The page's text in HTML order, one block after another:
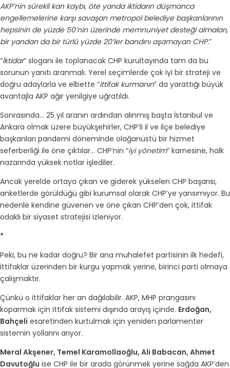
AKP’nin sürekli kan kaybı, öte yanda iktidarın düşmanca
engellemelerine karşı savaşan metropol belediye başkanlarının
hepsinin de yüzde 50’nin üzerinde memnuniyet desteği almaları,
bir yandan da bir türlü yüzde 20’ler bandını aşamayan CHP.”
“İktidar” sloganı ile toplanacak CHP kurultayında tam da bu
sorunun yanıtı aranmalı. Yerel seçimlerde çok iyi bir strateji ve
doğru adaylarla ve elbette “ittifak kurmanın” da yarattığı büyük
avantajla AKP ağır yenilgiye uğratıldı.
Sonrasında... 25 yıl aranın ardından alınmış başta İstanbul ve
Ankara olmak üzere büyükşehirler, CHP’li il ve ilçe belediye
başkanları pandemi döneminde olağanüstü bir hizmet
seferberliği ile öne çıktılar... CHP’nin “iyi yönetim” karnesine, halk
nazarında yüksek notlar işlediler.
Ancak yerelde ortaya çıkan ve giderek yükselen CHP başarısı,
anketlerde görüldüğü gibi kurumsal olarak CHP’ye yansımıyor. Bu
nedenle kendine güvenen ve öne çıkan CHP’den çok, ittifak
odaklı bir siyaset stratejisi izleniyor.
*
Peki, bu ne kadar doğru? Bir ana muhalefet partisinin ilk hedefi,
ittifaklar üzerinden bir kurgu yapmak yerine, birinci parti olmaya
çalışmaktır.
Çünkü o ittifaklar her an dağılabilir. AKP, MHP prangasını
koparmak için ittifak sistemi dışında arayış içinde. Erdoğan,
Bahçeli esaretinden kurtulmak için yeniden parlamenter
sistemin yollarını arıyor.
Meral Akşener, Temel Karamollaoğlu, Ali Babacan, Ahmet
Davutoğlu ise CHP ile bir arada görünmek yerine sağda AKP’den